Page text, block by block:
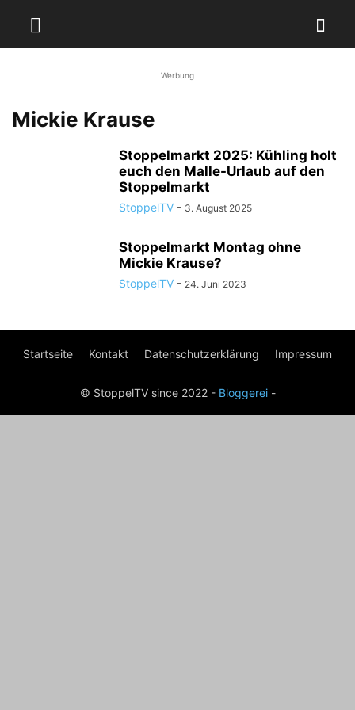
Werbung
Mickie Krause
Stoppelmarkt 2025: Kühling holt
euch den Malle-Urlaub auf den
Stoppelmarkt
StoppelTV - 3. August 2025
Stoppelmarkt Montag ohne
Mickie Krause?
StoppelTV - 24. Juni 2023
Startseite Kontakt Datenschutzerklärung Impressum
© StoppelTV since 2022 - Bloggerei-